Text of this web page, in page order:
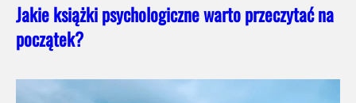
Jakie książki psychologiczne warto przeczytać na
początek?